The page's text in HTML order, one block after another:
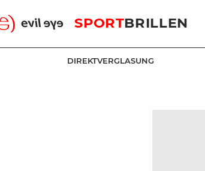
SPORTBRILLEN
DIREKTVERGLASUNG